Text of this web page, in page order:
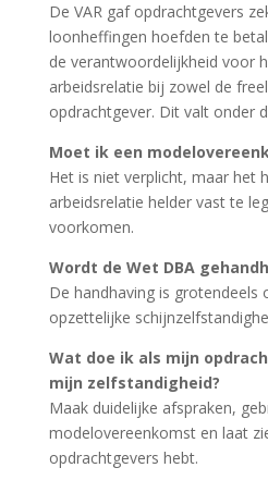
De VAR gaf opdrachtgevers
loonheffingen hoefden te
de verantwoordelijkheid voor
arbeidsrelatie bij zowel de
opdrachtgever. Dit valt onder
Moet ik een
Het is niet verplicht, maar het
arbeidsrelatie helder vast te
voorkomen.
Wordt de Wet DBA
De handhaving is grotendeels
opzettelijke
Wat doe ik als mijn
mijn zelfstandigheid?
Maak duidelijke afspraken,
modelovereenkomst en laat
opdrachtgevers hebt.